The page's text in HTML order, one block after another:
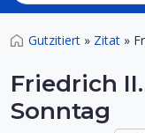
Gutzitiert » Zitat »
Friedrich
Sonntag